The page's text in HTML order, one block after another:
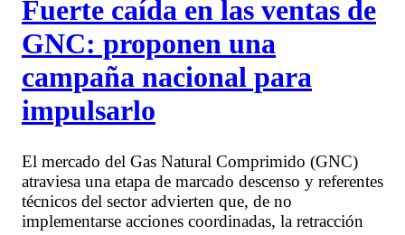
Fuerte caída en las ventas de
GNC: proponen una
campaña nacional para
impulsarlo
El mercado del Gas Natural Comprimido (GNC)
atraviesa una etapa de marcado descenso y referentes
técnicos del sector advierten que, de no
implementarse acciones coordinadas, la retracción